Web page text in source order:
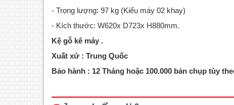
- Trọng lượng: 97 kg (Kiểu máy 02 khay)
- Kích thước: W620x D723x H880mm.
Kệ gỗ kê máy .
Xuất xứ : Trung Quốc
Bảo hành : 12 Tháng hoặc 100.000 bản chụp tùy
Máy photocopy Fuji Xerox Apeosport
scan màu-Tốc độ copy liên tục : 25
lượng thiết bị lưu trữ : SSD 128GB - Màn
/in/
lượng